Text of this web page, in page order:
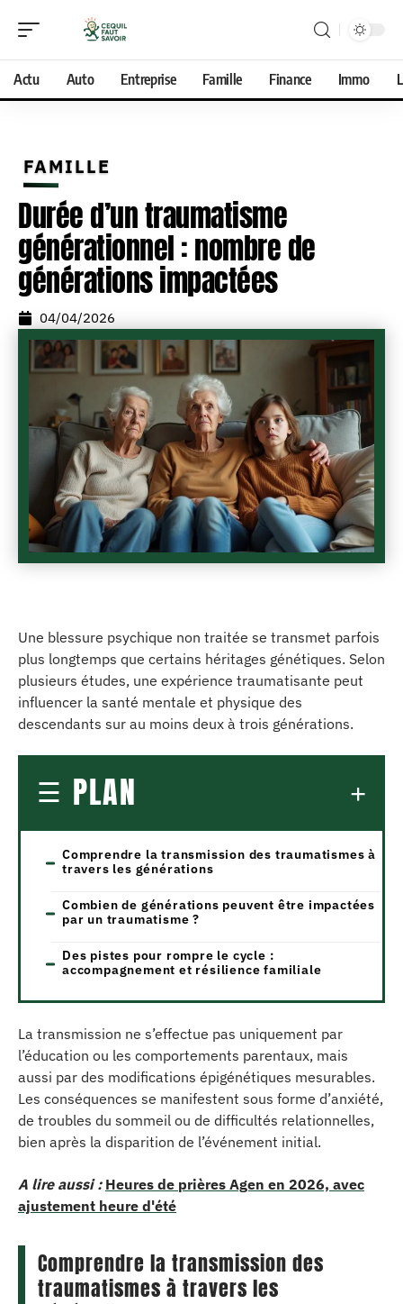
Actu Auto Entreprise Famille Finance Immo
FAMILLE
Durée d’un traumatisme
générationnel : nombre de
générations impactées
04/04/2026
Une blessure psychique non traitée se transmet parfois
plus longtemps que certains héritages génétiques. Selon
plusieurs études, une expérience traumatisante peut
influencer la santé mentale et physique des
descendants sur au moins deux à trois générations.
PLAN
Comprendre la transmission des traumatismes à
travers les générations
Combien de générations peuvent être impactées
par un traumatisme ?
Des pistes pour rompre le cycle :
accompagnement et résilience familiale
La transmission ne s’effectue pas uniquement par
l’éducation ou les comportements parentaux, mais
aussi par des modifications épigénétiques mesurables.
Les conséquences se manifestent sous forme d’anxiété,
de troubles du sommeil ou de difficultés relationnelles,
bien après la disparition de l’événement initial.
A lire aussi : Heures de prières Agen en 2026, avec
ajustement heure d'été
Comprendre la transmission des
traumatismes à travers les